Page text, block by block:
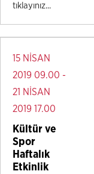
tıklayınız...
15 NİSAN
2019 09.00 -
21 NİSAN
2019 17.00
Kültür ve
Spor
Haftalık
Etkinlik